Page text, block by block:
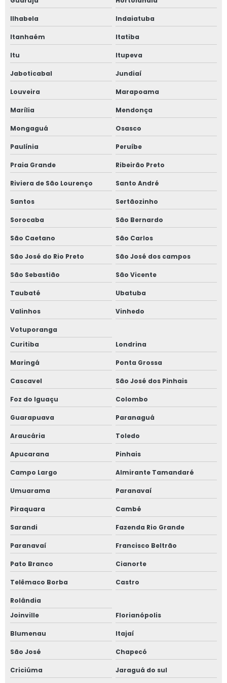
Laudo de inspeção predial valor
Laudo de vistoria cautelar de vizinhança
Laudo de vistoria de obra
Laudo de vistoria de vizinhança
Laudo de vizinhança
Laudo de vizinhança preço
Laudo impacto de vizinhança
Laudo pericial avaliação de imóvel
Laudo técnico de avaliação imobiliária
Laudo técnico de inspeção predial
Laudo técnico de vistoria de obra
Laudo técnico de vizinhança
Orçamento de avaliação imobiliária
Preço gerenciamento de obra
Qual o valor de uma avaliação imobiliária
Quanto custa gerenciamento de obra
Quanto custa um laudo de inspeção predial
Serviço consultoria em engenharia
Serviço de avaliação de imóveis
Serviço de gerenciamento de obra
Serviços de engenharia consultiva
Sistema de gestão de obra
Valor consultoria imobiliária
Valor de gerenciamento de obra
Valor de laudo de inspeção predial
Vistoria de conclusão de obra
Vistoria de entrega de obra
Vistoria de obra
Vistoria de obra de edificação
Vistoria de obras e de edifícios
Ilhabela Indaiatuba
Itanhaém Itatiba
Itu Itupeva
Jaboticabal Jundiaí
Louveira Marapoama
Marília Mendonça
Mongaguá Osasco
Paulínia Peruíbe
Praia Grande Ribeirão Preto
Riviera de São Lourenço Santo André
Santos Sertãozinho
Sorocaba São Bernardo
São Caetano São Carlos
São José do Rio Preto São José dos campos
São Sebastião São Vicente
Taubaté Ubatuba
Valinhos Vinhedo
Votuporanga
Curitiba
Londrina
Maringá Ponta Grossa
Cascavel São José dos Pinhais
Foz do Iguaçu Colombo
Guarapuava Paranaguá
Araucária Toledo
Apucarana Pinhais
Campo Largo Almirante Tamandaré
Umuarama Paranavaí
Piraquara Cambé
Sarandi Fazenda Rio Grande
Paranavaí Francisco Beltrão
Pato Branco Cianorte
Telêmaco Borba Castro
Rolândia
Joinville
Florianópolis
Blumenau Itajaí
São José Chapecó
Criciúma Jaraguá do sul